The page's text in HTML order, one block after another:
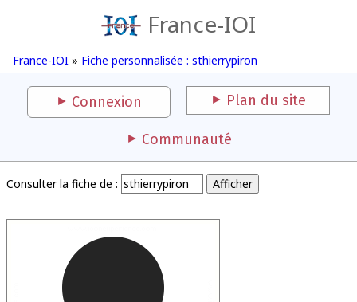
France-IOI
France-IOI » Fiche personnalisée : sthierrypiron
Connexion Plan du site
Communauté
Consulter la fiche de :